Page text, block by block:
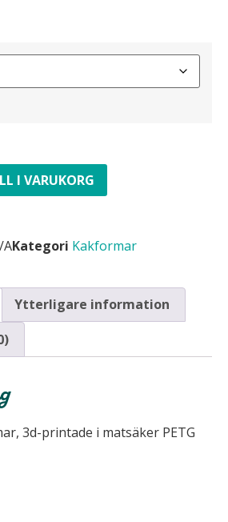
I VARUKORG
AKategori Kakformar
Ytterligare information
3d-printade i matsäker PETG